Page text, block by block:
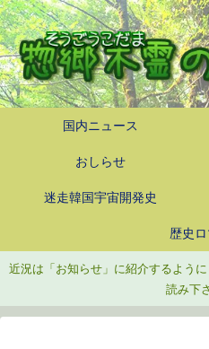
国内ニュース
おしらせ
迷走韓国宇宙開発史
歴史
近況は「お知らせ」に紹介するよう
読み下